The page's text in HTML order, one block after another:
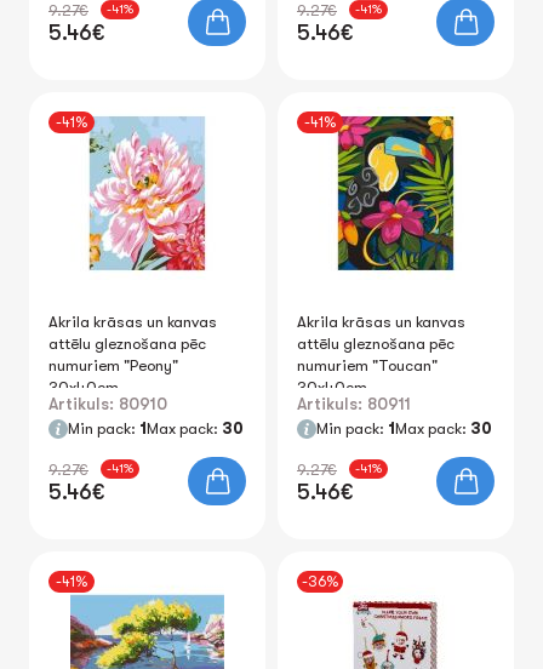
9.27€ -41%
5.46€
9.27€ -41%
5.46€
-41%
Akrila krāsas un kanvas
attēlu gleznošana pēc
numuriem "Peony"
30x40cm
Artikuls: 80910
Min pack: 1Max pack: 30
9.27€ -41%
5.46€
-41%
Akrila krāsas un kanvas
attēlu gleznošana pēc
numuriem "Toucan"
30x40cm
Artikuls: 80911
Min pack: 1Max pack: 30
9.27€ -41%
5.46€
-41% -36%